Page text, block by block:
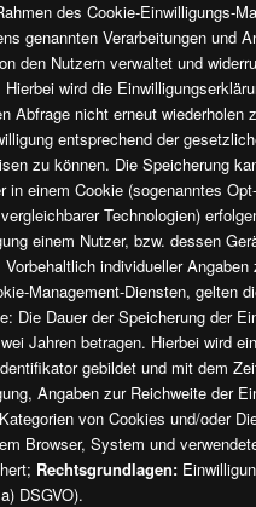
des Cookie-Einwilligungs-
genannten Verarbeitungen und
den Nutzern verwaltet und
Hierbei wird die
Abfrage nicht erneut wiederholen
entsprechend der
zu können. Die Speicherung
in einem Cookie (sogenanntes
Technologien)
einem Nutzer, bzw. dessen
Vorbehaltlich individueller Angaben
Management-Diensten, gelten
Die Dauer der Speicherung der
Jahren betragen. Hierbei wird
gebildet und mit dem
Angaben zur Reichweite der
von Cookies und/oder
Browser, System und
Rechtsgrundlagen:
DSGVO).